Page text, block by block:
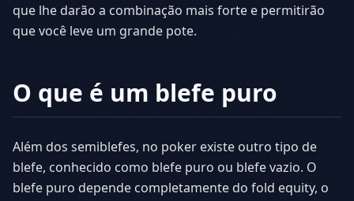
que lhe darão a combinação mais forte e permitirão
que você leve um grande pote.
O que é um blefe puro
Além dos semiblefes, no poker existe outro tipo de
blefe, conhecido como blefe puro ou blefe vazio. O
blefe puro depende completamente do fold equity, o